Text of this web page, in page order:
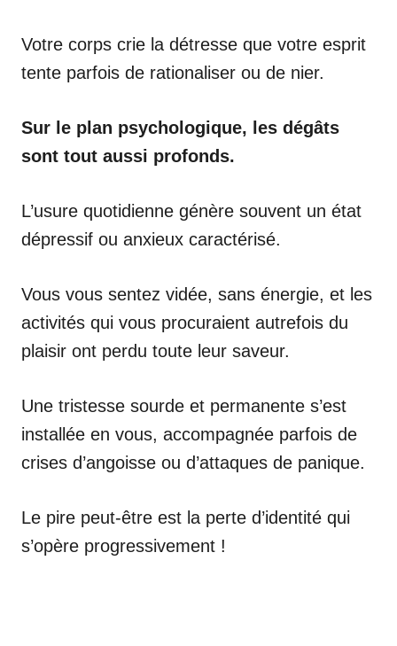
Votre corps crie la détresse que votre esprit
tente parfois de rationaliser ou de nier.
Sur le plan psychologique, les dégâts
sont tout aussi profonds.
L’usure quotidienne génère souvent un état
dépressif ou anxieux caractérisé.
Vous vous sentez vidée, sans énergie, et les
activités qui vous procuraient autrefois du
plaisir ont perdu toute leur saveur.
Une tristesse sourde et permanente s’est
installée en vous, accompagnée parfois de
crises d’angoisse ou d’attaques de panique.
Le pire peut-être est la perte d’identité qui
s’opère progressivement !